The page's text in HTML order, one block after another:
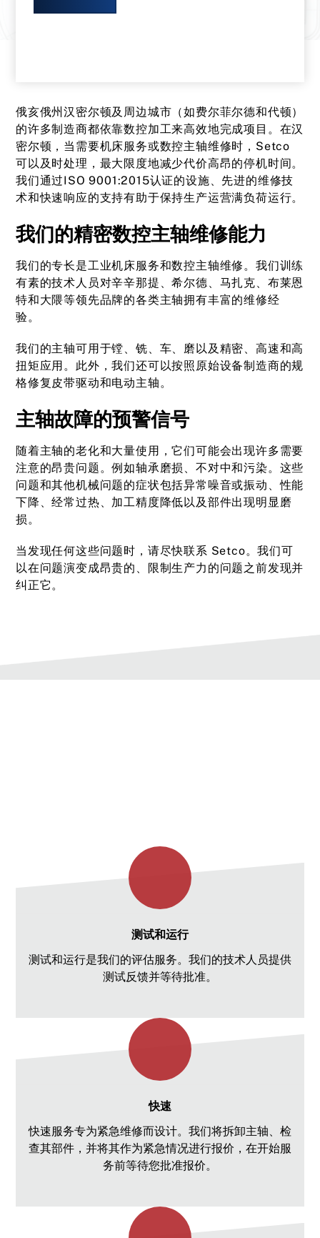
俄亥俄州汉密尔顿及周边城市（如费尔菲尔德和代顿）
的许多制造商都依靠数控加工来高效地完成项目。在汉
密尔顿，当需要机床服务或数控主轴维修时，Setco
可以及时处理，最大限度地减少代价高昂的停机时间。
我们通过ISO 9001:2015认证的设施、先进的维修技
术和快速响应的支持有助于保持生产运营满负荷运行。
我们的精密数控主轴维修能力
我们的专长是工业机床服务和数控主轴维修。我们训练
有素的技术人员对辛辛那提、希尔德、马扎克、布莱恩
特和大隈等领先品牌的各类主轴拥有丰富的维修经
验。
我们的主轴可用于镗、铣、车、磨以及精密、高速和高
扭矩应用。此外，我们还可以按照原始设备制造商的规
格修复皮带驱动和电动主轴。
主轴故障的预警信号
随着主轴的老化和大量使用，它们可能会出现许多需要
注意的昂贵问题。例如轴承磨损、不对中和污染。这些
问题和其他机械问题的症状包括异常噪音或振动、性能
下降、经常过热、加工精度降低以及部件出现明显磨
损。
当发现任何这些问题时，请尽快联系 Setco。我们可
以在问题演变成昂贵的、限制生产力的问题之前发现并
纠正它。
测试和运行
测试和运行是我们的评估服务。我们的技术人员提供
测试反馈并等待批准。
快速
快速服务专为紧急维修而设计。我们将拆卸主轴、检
查其部件，并将其作为紧急情况进行报价，在开始服
务前等待您批准报价。